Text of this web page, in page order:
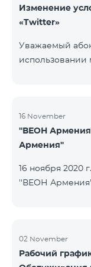
Изменение
«Twitter»
Уважаемый
с данного
дальнейшая
согласно
16 November
''ВЕОН
Армения''
16 ноября 2020
''ВЕОН
2020 года.
не повлияет на
02 November
Рабочий